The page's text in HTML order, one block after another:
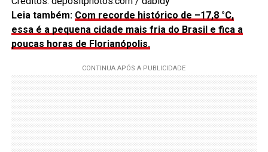
Leia também: Com recorde histórico de –17,8 °C,
essa é a pequena cidade mais fria do Brasil e fica a
poucas horas de Florianópolis.